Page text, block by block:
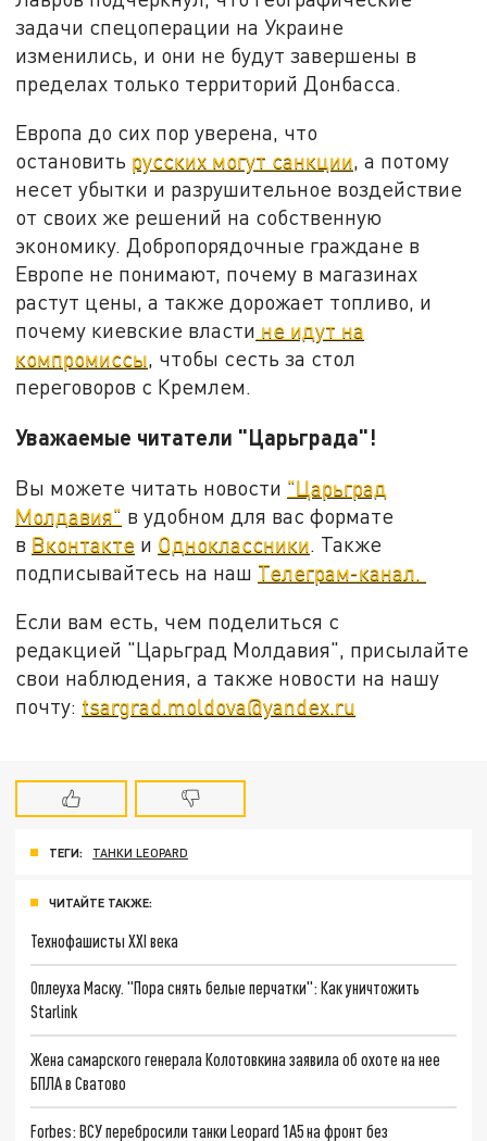
задачи спецоперации на Украине
изменились, и они не будут завершены в
пределах только территорий Донбасса.
Европа до сих пор уверена, что
остановить русских могут санкции, а потому
несет убытки и разрушительное воздействие
от своих же решений на собственную
экономику. Добропорядочные граждане в
Европе не понимают, почему в магазинах
растут цены, а также дорожает топливо, и
почему киевские власти не идут на
компромиссы, чтобы сесть за стол
переговоров с Кремлем.
Уважаемые читатели "Царьграда"!
Вы можете читать новости "Царьград
Молдавия" в удобном для вас формате
в Вконтакте и Одноклассники. Также
подписывайтесь на наш Телеграм-канал.
Если вам есть, чем поделиться с
редакцией "Царьград Молдавия", присылайте
свои наблюдения, а также новости на нашу
почту: tsargrad.moldova@yandex.ru
ТЕГИ: ТАНКИ LEOPARD
ЧИТАЙТЕ ТАКЖЕ:
Технофашисты XXI века
Оплеуха Маску. "Пора снять белые перчатки": Как уничтожить
Starlink
Жена самарского генерала Колотовкина заявила об охоте на нее
БПЛА в Сватово
Forbes: ВСУ перебросили танки Leopard 1A5 на фронт без